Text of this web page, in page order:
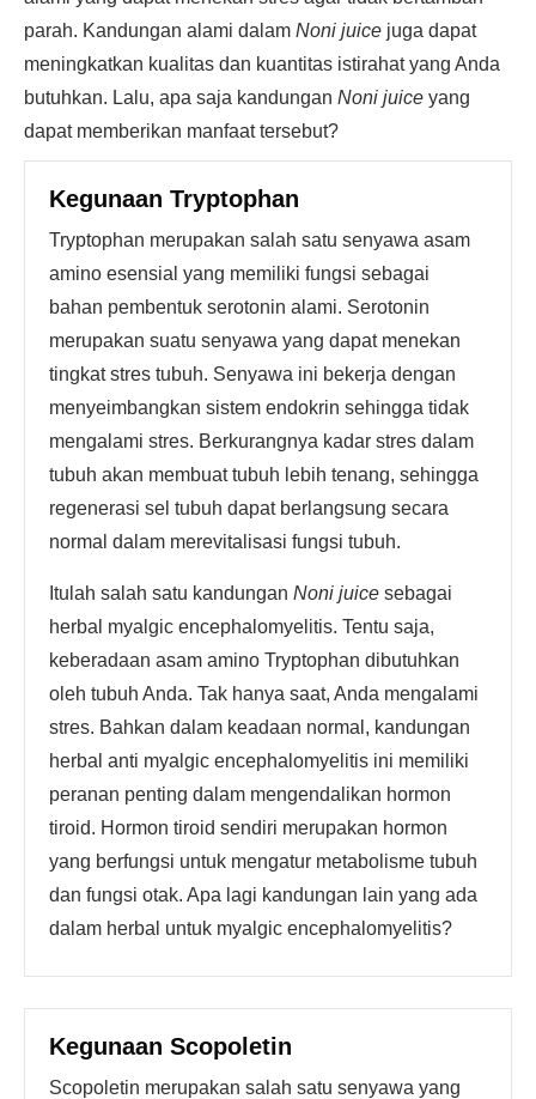
parah. Kandungan alami dalam Noni juice juga dapat
meningkatkan kualitas dan kuantitas istirahat yang Anda
butuhkan. Lalu, apa saja kandungan Noni juice yang
dapat memberikan manfaat tersebut?
Kegunaan Tryptophan
Tryptophan merupakan salah satu senyawa asam
amino esensial yang memiliki fungsi sebagai
bahan pembentuk serotonin alami. Serotonin
merupakan suatu senyawa yang dapat menekan
tingkat stres tubuh. Senyawa ini bekerja dengan
menyeimbangkan sistem endokrin sehingga tidak
mengalami stres. Berkurangnya kadar stres dalam
tubuh akan membuat tubuh lebih tenang, sehingga
regenerasi sel tubuh dapat berlangsung secara
normal dalam merevitalisasi fungsi tubuh.
Itulah salah satu kandungan Noni juice sebagai
herbal myalgic encephalomyelitis. Tentu saja,
keberadaan asam amino Tryptophan dibutuhkan
oleh tubuh Anda. Tak hanya saat, Anda mengalami
stres. Bahkan dalam keadaan normal, kandungan
herbal anti myalgic encephalomyelitis ini memiliki
peranan penting dalam mengendalikan hormon
tiroid. Hormon tiroid sendiri merupakan hormon
yang berfungsi untuk mengatur metabolisme tubuh
dan fungsi otak. Apa lagi kandungan lain yang ada
dalam herbal untuk myalgic encephalomyelitis?
Kegunaan Scopoletin
Scopoletin merupakan salah satu senyawa yang